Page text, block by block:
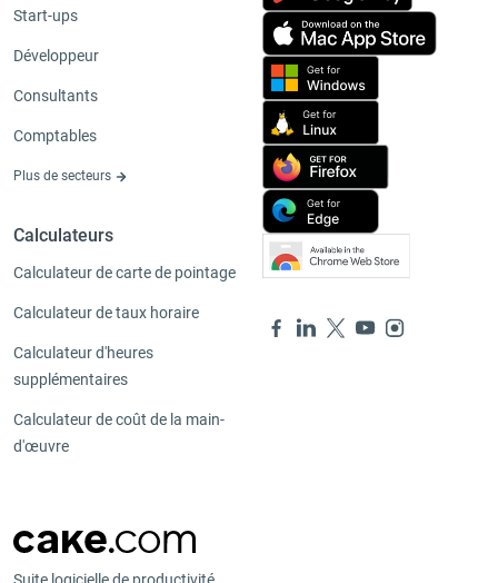
Start-ups
Développeur
Consultants
Comptables
Plus de secteurs
Calculateurs
Calculateur de carte de pointage
Calculateur de taux horaire
Calculateur d'heures
supplémentaires
Calculateur de coût de la main-
d'œuvre